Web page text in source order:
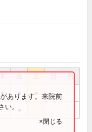
祝
● ●
あります。来院前
い。
×閉じる